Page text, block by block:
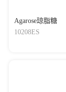
Agarose琼脂糖
10208ES